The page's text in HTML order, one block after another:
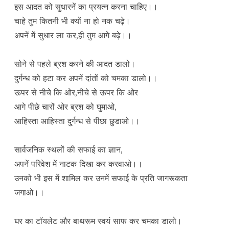
इस आदत को सुधारनें का प्रयत्न करना चाहिए।।
चाहे तुम कितनी भी क्यों ना हो नक चढ़े।
अपनें में सुधार ला कर,ही तुम आगे बढ़े।।
सोने से पहले ब्रश करने की आदत डालो।
दुर्गन्ध को हटा कर अपनें दांतों को चमका डालो।।
ऊपर से नीचे कि ओर,नीचे से ऊपर कि ओर
आगे पीछे चारों ओर ब्रश को घुमाओ,
आहिस्ता आहिस्ता दु्र्गन्ध से पीछा छुडाओ।।
सार्वजनिक स्थलों की सफाई का ज्ञान,
अपनें परिवेश में नाटक दिखा कर करवाओ।।
उनको भी इस में शामिल कर उनमें सफाई के प्रति जागरूकता
जगाओ।।
घर का टॉयलेट और बाथरूम स्वयं साफ कर चमका डालो।